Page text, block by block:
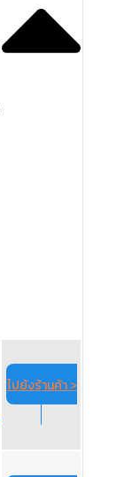
ไปยังร้านค้า >